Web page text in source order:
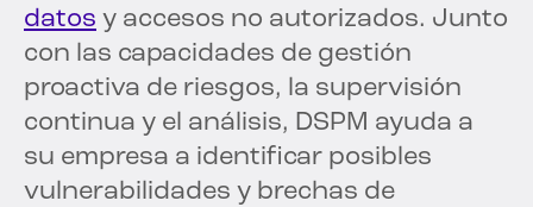
datos y accesos no autorizados. Junto
con las capacidades de gestión
proactiva de riesgos, la supervisión
continua y el análisis, DSPM ayuda a
su empresa a identificar posibles
vulnerabilidades y brechas de